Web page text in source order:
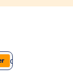
marivaux/les-